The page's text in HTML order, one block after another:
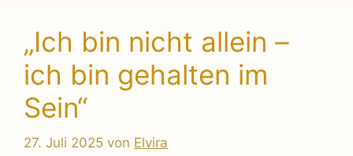
„Ich bin nicht allein –
ich bin gehalten im
Sein“
27. Juli 2025 von Elvira